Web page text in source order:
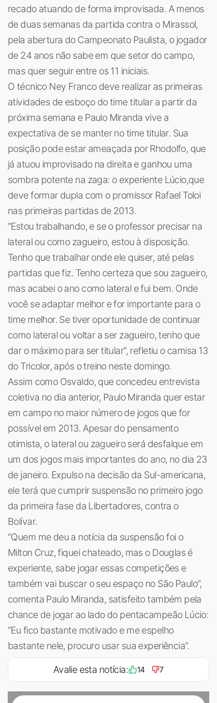
recado atuando de forma improvisada. A menos
de duas semanas da partida contra o Mirassol,
pela abertura do Campeonato Paulista, o jogador
de 24 anos não sabe em que setor do campo,
mas quer seguir entre os 11 iniciais.
O técnico Ney Franco deve realizar as primeiras
atividades de esboço do time titular a partir da
próxima semana e Paulo Miranda vive a
expectativa de se manter no time titular. Sua
posição pode estar ameaçada por Rhodolfo, que
já atuou improvisado na direita e ganhou uma
sombra potente na zaga: o experiente Lúcio,que
deve formar dupla com o promissor Rafael Toloi
nas primeiras partidas de 2013.
“Estou trabalhando, e se o professor precisar na
lateral ou como zagueiro, estou à disposição.
Tenho que trabalhar onde ele quiser, até pelas
partidas que fiz. Tenho certeza que sou zagueiro,
mas acabei o ano como lateral e fui bem. Onde
você se adaptar melhor e for importante para o
time melhor. Se tiver oportunidade de continuar
como lateral ou voltar a ser zagueiro, tenho que
dar o máximo para ser titular”, refletiu o camisa 13
do Tricolor, após o treino neste domingo.
Assim como Osvaldo, que concedeu entrevista
coletiva no dia anterior, Paulo Miranda quer estar
em campo no maior número de jogos que for
possível em 2013. Apesar do pensamento
otimista, o lateral ou zagueiro será desfalque em
um dos jogos mais importantes do ano, no dia 23
de janeiro. Expulso na decisão da Sul-americana,
ele terá que cumprir suspensão no primeiro jogo
da primeira fase da Libertadores, contra o
Bolívar.
“Quem me deu a notícia da suspensão foi o
Milton Cruz, fiquei chateado, mas o Douglas é
experiente, sabe jogar essas competições e
também vai buscar o seu espaço no São Paulo”,
comenta Paulo Miranda, satisfeito também pela
chance de jogar ao lado do pentacampeão Lúcio:
“Eu fico bastante motivado e me espelho
bastante nele, procuro usar sua experiência”.
Avalie esta notícia: 14 7